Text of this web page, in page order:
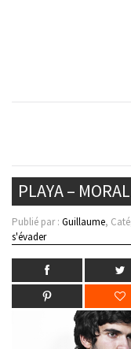
PLAYA –
Publié par : Guillaume,
s'évader